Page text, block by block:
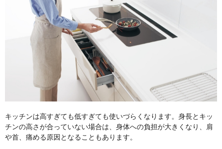
キッチンは高すぎても低すぎても使いづらくなります。身長とキッ
チンの高さが合っていない場合は、身体への負担が大きくなり、肩
や首、痛める原因となることもあります。